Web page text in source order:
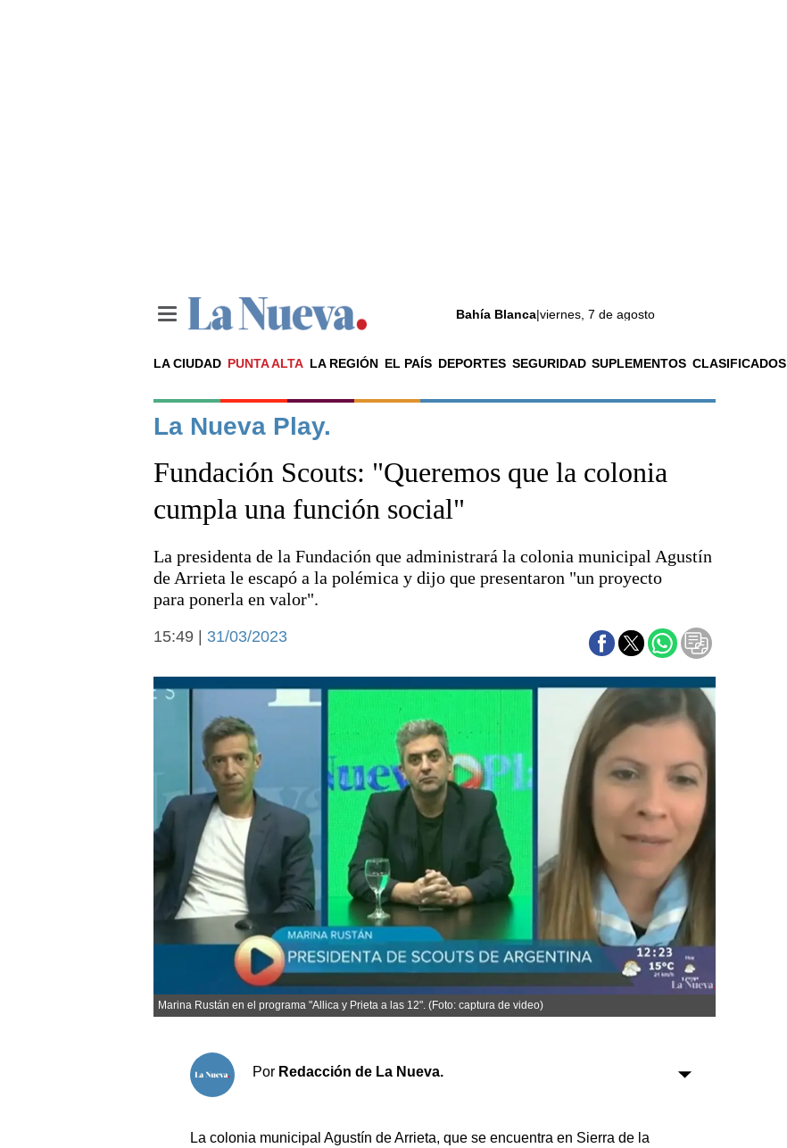
Bahía Blanca|viernes, 7 de agosto
LA CIUDAD PUNTA ALTA LA REGIÓN EL PAÍS DEPORTES SEGURIDAD SUPLEMENTOS CLASIFICADOS
Noticias
La ciudad
El país
Seguridad
Deportes
Escenario Olímpico
Liga del Sur
Arte y cultura
Aplausos
Cines
Economía y campo
Economía y finanzas
Con el campo
Espacio empresas
Sociedad y tiempo libre
Sociedad
Tecnología
Salud
Es viral
Cartón Lleno
Clasificados
Suplementos
Servicios
Loterías
La Nueva Play.
Fundación Scouts: "Queremos que la colonia
cumpla una función social"
La presidenta de la Fundación que administrará la colonia municipal Agustín
de Arrieta le escapó a la polémica y dijo que presentaron "un proyecto
para ponerla en valor".
15:49 | 31/03/2023
Marina Rustán en el programa "Allica y Prieta a las 12". (Foto: captura de video)
Por Redacción de La Nueva.
La colonia municipal Agustín de Arrieta, que se encuentra en Sierra de la